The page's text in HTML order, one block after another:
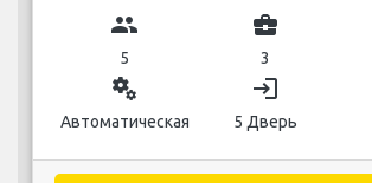
group
5
business_center
3
miscellaneous_services
Автоматическая
login
5 Дверь